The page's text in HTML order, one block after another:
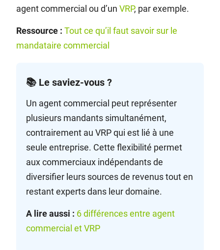
agent commercial ou d’unVRP, par exemple.
Ressource : Tout ce qu’il faut savoir sur le
mandataire commercial
📚 Le saviez-vous ?
Un agent commercial peut représenter
plusieurs mandants simultanément,
contrairement au VRP qui est lié à une
seule entreprise. Cette flexibilité permet
aux commerciaux indépendants de
diversifier leurs sources de revenus tout en
restant experts dans leur domaine.
A lire aussi : 6 différences entre agent
commercial et VRP